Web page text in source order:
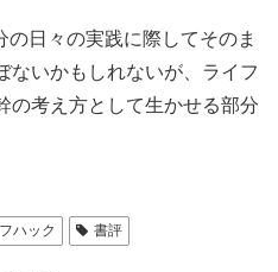
日々の実践に際してそのま
ないかもしれないが、ライフ
の考え方として生かせる部分
ハック 書評